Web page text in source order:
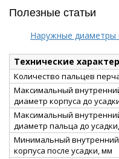
Полезные статьи
Наружные диаметры
Технические
Количество пальцев
Максимальный
диаметр корпуса до
Максимальный
диаметр пальца до
Минимальный
корпуса после усадки, мм